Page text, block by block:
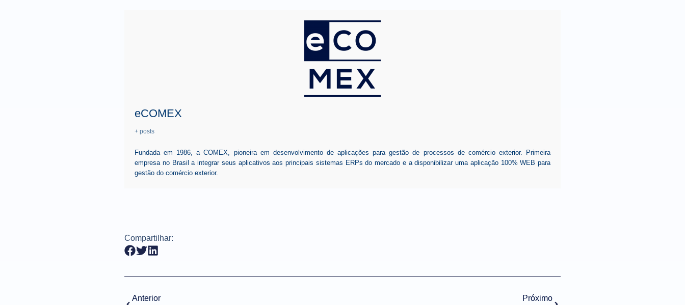
eCOMEX
+ posts
Fundada em 1986, a COMEX, pioneira em desenvolvimento de aplicações para gestão de processos de comércio exterior. Primeira
empresa no Brasil a integrar seus aplicativos aos principais sistemas ERPs do mercado e a disponibilizar uma aplicação 100% WEB para
gestão do comércio exterior.
Compartilhar:
Anterior
Próximo